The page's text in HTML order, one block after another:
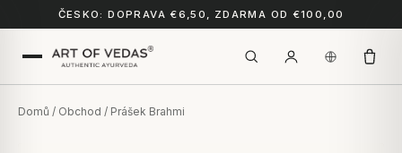
ČESKO: DOPRAVA €6,50, ZDARMA OD €100,00
Domů / Obchod / Prášek Brahmi